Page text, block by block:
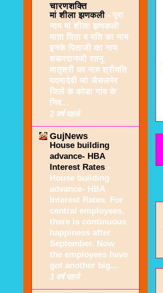
चारणशक्ति
मां शीला झणकली - पूरा
नाम मां शीला झणकली
माता पिता व पति का नाम
इनके पिताजी का नाम
शंकरदानजी रतनू
मातृश्री का नाम श्रीमति
पदमादेवी जो जैसलमेर
जिलें के कोडा गांव के
निव...
2 वर्ष पहले
GujNews
House building
advance- HBA
Interest Rates -
House building
advance- HBA
Interest Rates. For
central employees,
there is continuous
happiness after
September. Now
the employees have
got another big...
3 वर्ष पहले